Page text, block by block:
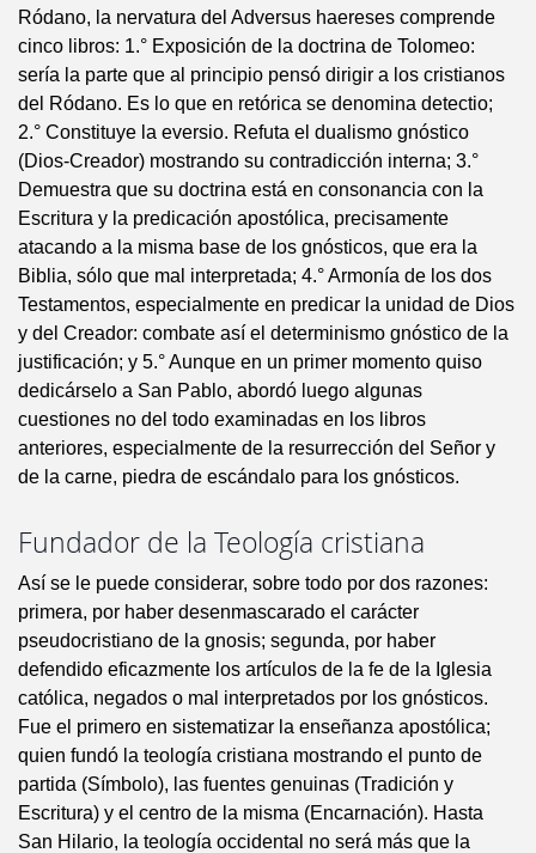
Ródano, la nervatura del Adversus haereses comprende
cinco libros: 1.° Exposición de la doctrina de Tolomeo:
sería la parte que al principio pensó dirigir a los cristianos
del Ródano. Es lo que en retórica se denomina detectio;
2.° Constituye la eversio. Refuta el dualismo gnóstico
(Dios-Creador) mostrando su contradicción interna; 3.°
Demuestra que su doctrina está en consonancia con la
Escritura y la predicación apostólica, precisamente
atacando a la misma base de los gnósticos, que era la
Biblia, sólo que mal interpretada; 4.° Armonía de los dos
Testamentos, especialmente en predicar la unidad de Dios
y del Creador: combate así el determinismo gnóstico de la
justificación; y 5.° Aunque en un primer momento quiso
dedicárselo a San Pablo, abordó luego algunas
cuestiones no del todo examinadas en los libros
anteriores, especialmente de la resurrección del Señor y
de la carne, piedra de escándalo para los gnósticos.
Fundador de la Teología cristiana
Así se le puede considerar, sobre todo por dos razones:
primera, por haber desenmascarado el carácter
pseudocristiano de la gnosis; segunda, por haber
defendido eficazmente los artículos de la fe de la Iglesia
católica, negados o mal interpretados por los gnósticos.
Fue el primero en sistematizar la enseñanza apostólica;
quien fundó la teología cristiana mostrando el punto de
partida (Símbolo), las fuentes genuinas (Tradición y
Escritura) y el centro de la misma (Encarnación). Hasta
San Hilario, la teología occidental no será más que la